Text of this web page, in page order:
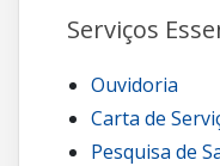
Serviços
Ouvidoria
Carta de
Pesquisa de